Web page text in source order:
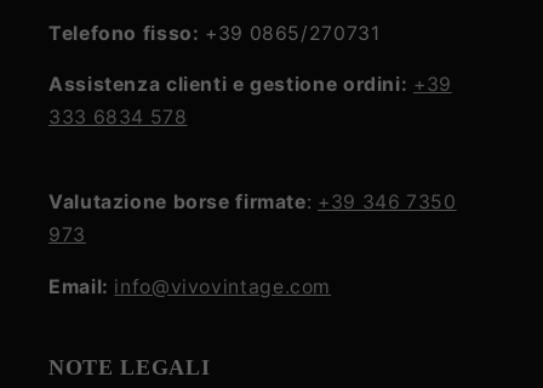
Telefono fisso: +39 0865/270731
Assistenza clienti e gestione ordini: +39
333 6834 578
Valutazione borse firmate: +39 346 7350
973
Email: info@vivovintage.com
NOTE LEGALI